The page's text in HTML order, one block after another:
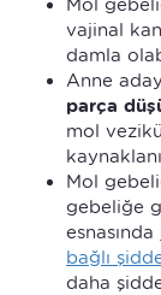
Mol
vajinal
damla
Anne
parça
mol
Mol
gebeliğe
esnasında
bağlı
daha